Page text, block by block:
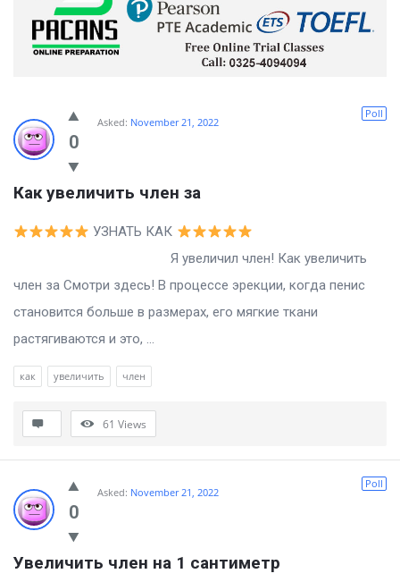
Billion
Essays
Latest
Questions
0
Poll
Asked: November 21, 2022
Как увеличить член за
УЗНАТЬ КАК
Я увеличил член! Как увеличить
член за Смотри здесь! В процессе эрекции, когда пенис
становится больше в размерах, его мягкие ткани
растягиваются и это, ...
как увеличить член
61 Views
0
Poll
Asked: November 21, 2022
Увеличить член на 1 сантиметр